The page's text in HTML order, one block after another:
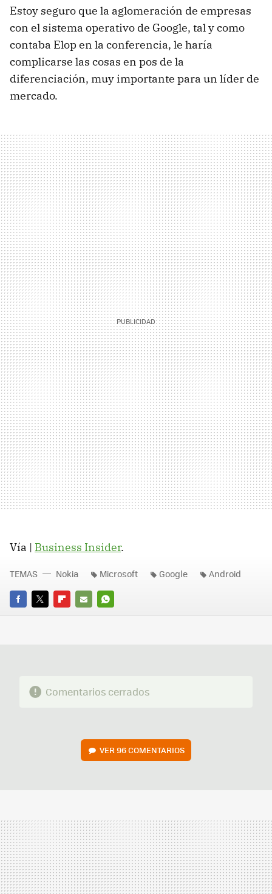
Estoy seguro que la aglomeración de empresas
con el sistema operativo de Google, tal y como
contaba Elop en la conferencia, le haría
complicarse las cosas en pos de la
diferenciación, muy importante para un líder de
mercado.
Vía | Business Insider.
FACEBOOK
TWITTERFLIPBOARD
E-
WHATSAPP
TEMAS Nokia Microsoft Google Android
Comentarios cerrados
VER96 COMENTARIOS